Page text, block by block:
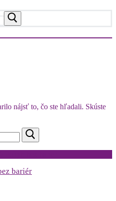
nájsť to, čo ste hľadali. Skúste
bariér